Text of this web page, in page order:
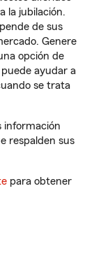
la jubilación.
de sus
Genere
opción de
ayudar a
se trata
información
respalden sus
para obtener